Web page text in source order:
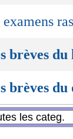
examens
brèves du
brèves